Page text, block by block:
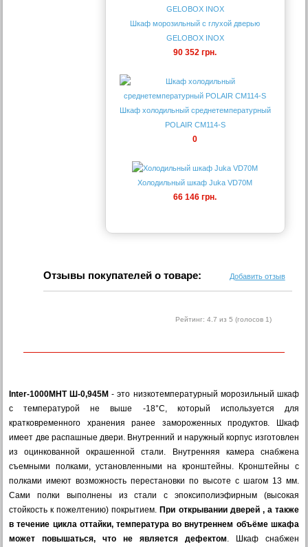
Шкаф морозильный с глухой дверью
GELOBOX INOX
90 352 грн.
Шкаф холодильный среднетемпературный
POLAIR CM114-S
0
Холодильный шкаф Juka VD70M
66 146 грн.
Отзывы покупателей о товаре: Добавить отзыв
Рейтинг: 4.7 из 5 (голосов 1)
Inter-1000МНТ Ш-0,945М - это низкотемпературный морозильный шкаф
с температурой не выше -18°C, который используется для
кратковременного хранения ранее замороженных продуктов. Шкаф
имеет две распашные двери. Внутренний и наружный корпус изготовлен
из оцинкованной окрашенной стали. Внутренняя камера снабжена
съемными полками, установленными на кронштейны. Кронштейны с
полками имеют возможность перестановки по высоте с шагом 13 мм.
Сами полки выполнены из стали с эпоксиполиэфирным (высокая
стойкость к пожелтению) покрытием. При открывании дверей , а также
в течение цикла оттайки, температура во внутреннем объёме шкафа
может повышаться, что не является дефектом. Шкаф снабжен